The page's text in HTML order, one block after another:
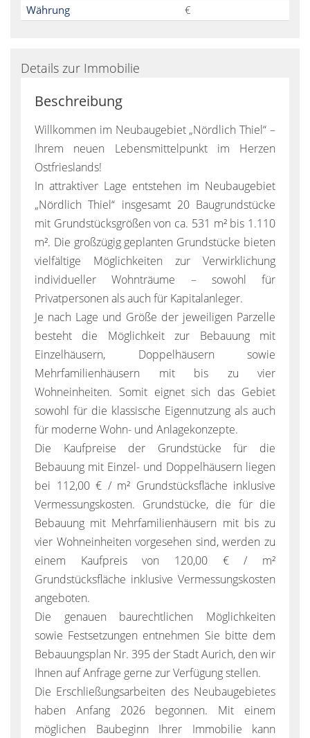
Währung
€
Details zur Immobilie
Beschreibung
Willkommen im Neubaugebiet „Nördlich Thiel“ –
Ihrem neuen Lebensmittelpunkt im Herzen
Ostfrieslands!
In attraktiver Lage entstehen im Neubaugebiet
„Nördlich Thiel“ insgesamt 20 Baugrundstücke
mit Grundstücksgrößen von ca. 531 m² bis 1.110
m². Die großzügig geplanten Grundstücke bieten
vielfältige Möglichkeiten zur Verwirklichung
individueller Wohnträume – sowohl für
Privatpersonen als auch für Kapitalanleger.
Je nach Lage und Größe der jeweiligen Parzelle
besteht die Möglichkeit zur Bebauung mit
Einzelhäusern, Doppelhäusern sowie
Mehrfamilienhäusern mit bis zu vier
Wohneinheiten. Somit eignet sich das Gebiet
sowohl für die klassische Eigennutzung als auch
für moderne Wohn- und Anlagekonzepte.
Die Kaufpreise der Grundstücke für die
Bebauung mit Einzel- und Doppelhäusern liegen
bei 112,00 € / m² Grundstücksfläche inklusive
Vermessungskosten. Grundstücke, die für die
Bebauung mit Mehrfamilienhäusern mit bis zu
vier Wohneinheiten vorgesehen sind, werden zu
einem Kaufpreis von 120,00 € / m²
Grundstücksfläche inklusive Vermessungskosten
angeboten.
Die genauen baurechtlichen Möglichkeiten
sowie Festsetzungen entnehmen Sie bitte dem
Bebauungsplan Nr. 395 der Stadt Aurich, den wir
Ihnen auf Anfrage gerne zur Verfügung stellen.
Die Erschließungsarbeiten des Neubaugebietes
haben Anfang 2026 begonnen. Mit einem
möglichen Baubeginn Ihrer Immobilie kann